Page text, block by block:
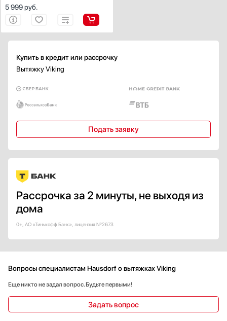
Показать все
Интервальная работа
Есть
Германия
Евросоюз
Испания
Италия
Гарантия, мес
5 999руб.
Купить в кредит или рассрочку
Вытяжку Viking
Подать заявку
Рассрочка за 2 минуты, не выходя из
дома
0+, АО «Тинькофф Банк», лицензия №2673
Вопросы специалистам Hausdorf о вытяжках Viking
Еще никто не задал вопрос. Будьте первыми!
Задать вопрос